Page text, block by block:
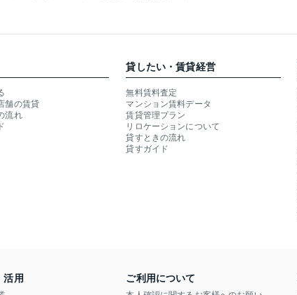
舗の賃貸
流れ
貸したい・賃貸経営
無料賃料査定
マンション賃料データ
賃貸管理プラン
リロケーションについて
貸すときの流れ
貸すガイド
活用 ご利用について